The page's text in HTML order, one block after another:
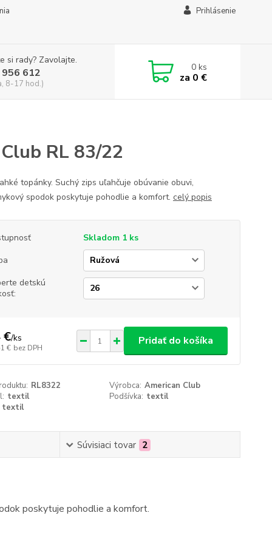
Prihlásenie
si rady? Zavolajte.
612
8-17 hod.)
0ks
za 0 €
RL 83/22
topánky. Suchý zips uľahčuje obúvanie obuvi,
spodok poskytuje pohodlie a komfort. celý popis
Skladom 1 ks
detskú
€/ks
€ bez DPH
Pridať do košíka
RL8322 Výrobca: American Club
textil Podšívka: textil
textil
Súvisiaci tovar 2
poskytuje pohodlie a komfort.